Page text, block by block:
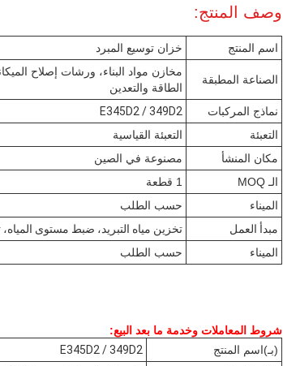
وصف المنتج:
اسم المنتج خزان توسيع المبرد
الصناعة المطبقة
مخازن مواد البناء، ورشات إصلاح
الطاقة والتعدين
نماذج المركبات
E345D2 / 349D2
التعبئة
التعبئة القياسية
مكان المنشأ
مصنوعة في الصين
الـ MOQ
1 قطعة
الميناء
حسب الطلب
مبدأ العمل
تخزين مياه التبريد، ضبط مستوى
الميناء
حسب الطلب
شروط المعاملات وخدمة ما بعد البيع:
(بـ)اسم المنتج
E345D2 / 349D2